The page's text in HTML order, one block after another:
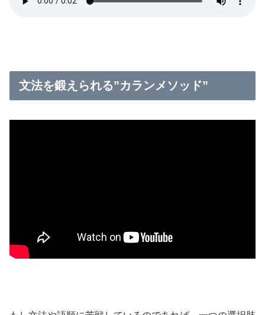
文法を鍛えられる”カランメソッド”